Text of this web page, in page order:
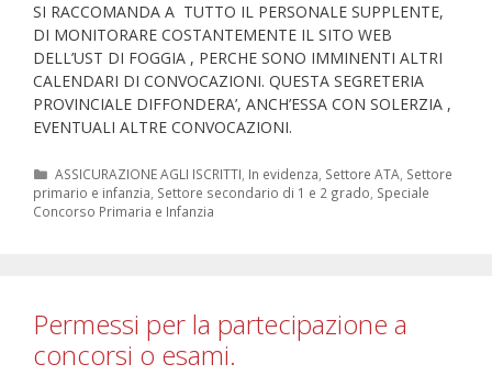
SI RACCOMANDA A TUTTO IL PERSONALE SUPPLENTE,
DI MONITORARE COSTANTEMENTE IL SITO WEB
DELL’UST DI FOGGIA , PERCHE SONO IMMINENTI ALTRI
CALENDARI DI CONVOCAZIONI. QUESTA SEGRETERIA
PROVINCIALE DIFFONDERA’, ANCH’ESSA CON SOLERZIA ,
EVENTUALI ALTRE CONVOCAZIONI.
Categorie
ASSICURAZIONE AGLI ISCRITTI, In evidenza, Settore ATA, Settore
primario e infanzia, Settore secondario di 1 e 2 grado, Speciale
Concorso Primaria e Infanzia
Permessi per la partecipazione a
concorsi o esami.